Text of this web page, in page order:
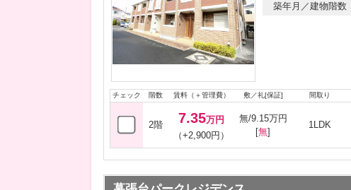
築年月／建物階数
チェック 階数 賃料（＋管理費） 敷／礼[保証] 間取り
2階 7.35万円
（+2,900円）
無/9.15万円
[無]
1LDK